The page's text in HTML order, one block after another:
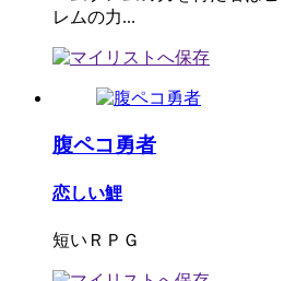
レムの力...
腹ペコ勇者
恋しい鯉
短いＲＰＧ